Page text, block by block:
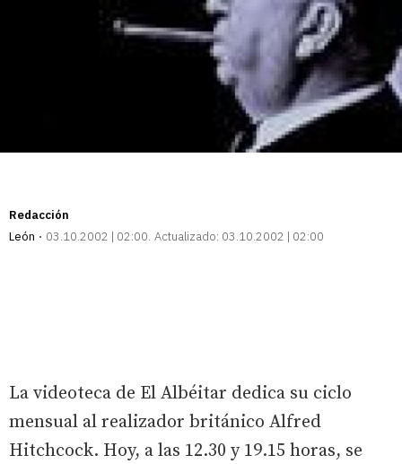
Redacción
León
03.10.2002 | 02:00 Actualizado: 03.10.2002 | 02:00
La videoteca de El Albéitar dedica su ciclo
mensual al realizador británico Alfred
Hitchcock. Hoy, a las 12.30 y 19.15 horas, se